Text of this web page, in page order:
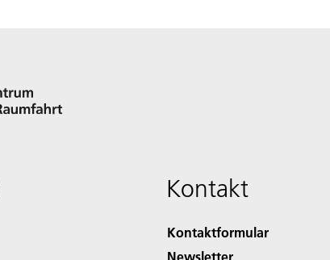
Kontakt
Kontaktformular
Newsletter